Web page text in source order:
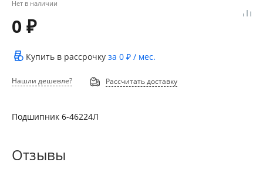
Нет в наличии
0 ₽
Купить в рассрочку за 0 ₽ / мес.
Нашли дешевле? Рассчитать доставку
Подшипник 6-46224Л
Отзывы